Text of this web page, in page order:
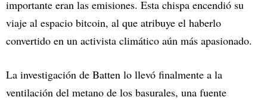
importante eran las emisiones. Esta chispa encendió su
viaje al espacio bitcoin, al que atribuye el haberlo
convertido en un activista climático aún más apasionado.
La investigación de Batten lo llevó finalmente a la
ventilación del metano de los basurales, una fuente